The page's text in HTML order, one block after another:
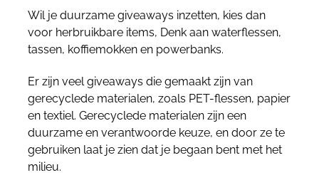
Wil je duurzame giveaways inzetten, kies dan
voor herbruikbare items, Denk aan waterflessen,
tassen, koffiemokken en powerbanks.
Er zijn veel giveaways die gemaakt zijn van
gerecyclede materialen, zoals PET-flessen, papier
en textiel. Gerecyclede materialen zijn een
duurzame en verantwoorde keuze, en door ze te
gebruiken laat je zien dat je begaan bent met het
milieu.